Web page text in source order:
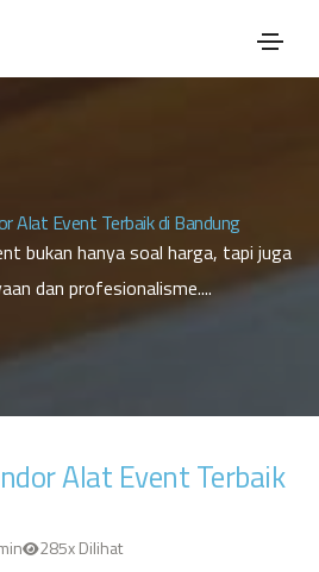
Alat Event Terbaik di Bandung
bukan hanya soal harga, tapi juga
dan profesionalisme....
Alat Event Terbaik
285x Dilihat